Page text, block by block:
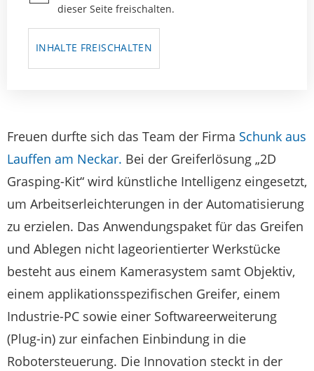
dieser Seite freischalten.
INHALTE FREISCHALTEN
Freuen durfte sich das Team der Firma Schunk aus
Lauffen am Neckar. Bei der Greiferlösung „2D
Grasping-Kit“ wird künstliche Intelligenz eingesetzt,
um Arbeitserleichterungen in der Automatisierung
zu erzielen. Das Anwendungspaket für das Greifen
und Ablegen nicht lageorientierter Werkstücke
besteht aus einem Kamerasystem samt Objektiv,
einem applikationsspezifischen Greifer, einem
Industrie-PC sowie einer Softwareerweiterung
(Plug-in) zur einfachen Einbindung in die
Robotersteuerung. Die Innovation steckt in der